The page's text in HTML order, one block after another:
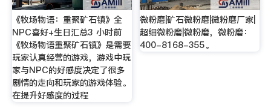
《牧场物语：重聚矿石镇》全
NPC喜好+生日汇总3 小时前
《牧场物语重聚矿石镇》是需要
玩家认真经营的游戏，游戏中玩
家与NPC的好感度决定了很多
剧情的走向和玩家的游戏体验。
在提升好感度的过程
微粉磨|矿石微粉磨|微粉磨厂家|
超细微粉磨|微粉磨，微粉磨：
400-8168-355。